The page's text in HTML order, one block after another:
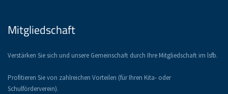
Mitgliedschaft
Verstärken Sie sich und unsere Gemeinschaft durch Ihre Mitgliedschaft im lsfb.
Profitieren Sie von zahlreichen Vorteilen (für Ihren Kita- oder
Schulförderverein).